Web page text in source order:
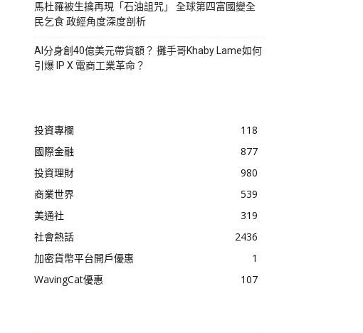
馬杜羅被生擒再現「石油詛咒」 全球第四富國變全
民乞食 政經角度深度剖析
AI分身創40億美元帶貨額？ 攤手哥Khaby Lame如何
引爆 IP X 電商工業革命？
投資專欄
118
國際金融
877
投資理財
980
商業世界
539
美通社
319
社會熱話
2436
加密貨幣平台開戶優惠
1
WavingCat優惠
107